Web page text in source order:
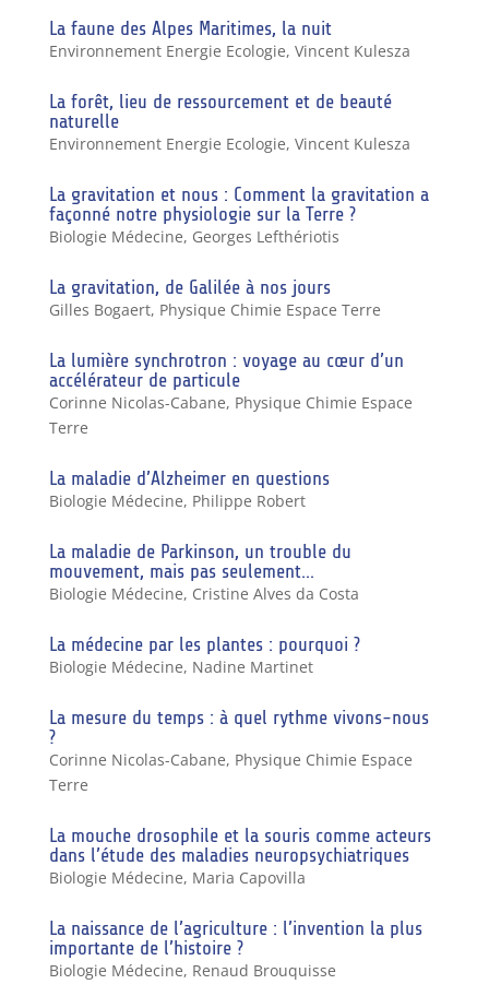
La faune des Alpes Maritimes, la nuit
Environnement Energie Ecologie, Vincent Kulesza
La forêt, lieu de ressourcement et de beauté
naturelle
Environnement Energie Ecologie, Vincent Kulesza
La gravitation et nous : Comment la gravitation a
façonné notre physiologie sur la Terre ?
Biologie Médecine, Georges Lefthériotis
La gravitation, de Galilée à nos jours
Gilles Bogaert, Physique Chimie Espace Terre
La lumière synchrotron : voyage au cœur d’un
accélérateur de particule
Corinne Nicolas-Cabane, Physique Chimie Espace
Terre
La maladie d’Alzheimer en questions
Biologie Médecine, Philippe Robert
La maladie de Parkinson, un trouble du
mouvement, mais pas seulement…
Biologie Médecine, Cristine Alves da Costa
La médecine par les plantes : pourquoi ?
Biologie Médecine, Nadine Martinet
La mesure du temps : à quel rythme vivons-nous
?
Corinne Nicolas-Cabane, Physique Chimie Espace
Terre
La mouche drosophile et la souris comme acteurs
dans l’étude des maladies neuropsychiatriques
Biologie Médecine, Maria Capovilla
La naissance de l’agriculture : l’invention la plus
importante de l’histoire ?
Biologie Médecine, Renaud Brouquisse